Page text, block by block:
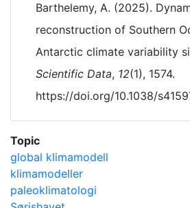
Barthelemy, A. (2025).
reconstruction of Southern
Antarctic climate variability
Scientific Data, 12(1), 1574.
https://doi.org/10.1038/
Topic
global klimamodell
klimamodeller
paleoklimatologi